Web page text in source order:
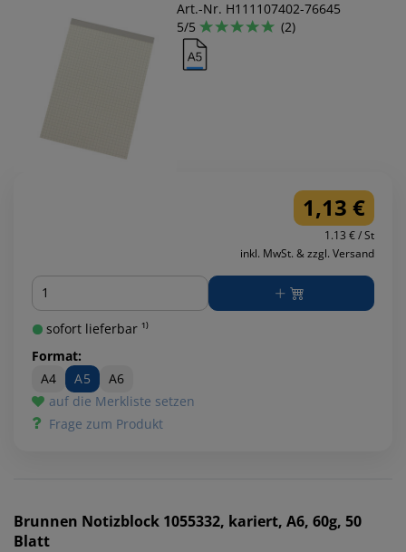
Art.-Nr. H111107402-76645
5/5
(2)
1,13 €
1.13 € / St
inkl. MwSt. & zzgl. Versand
Menge
sofort lieferbar ¹⁾
Format:
A4
A5
A6
auf die Merkliste setzen
Frage zum Produkt
Brunnen Notizblock 1055332, kariert, A6, 60g, 50
Blatt